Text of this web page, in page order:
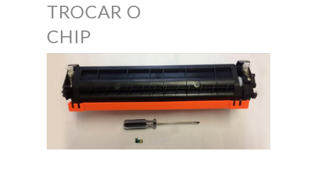
TROCAR O
CHIP